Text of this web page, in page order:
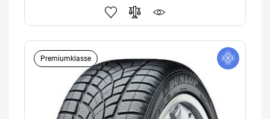
Premiumklasse